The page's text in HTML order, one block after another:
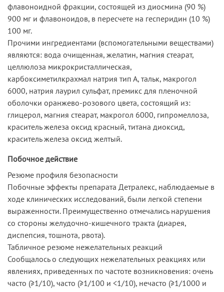
флавоноидной фракции, состоящей из диосмина (90 %)
900 мг и флавоноидов, в пересчете на гесперидин (10 %)
100 мг.
Прочими ингредиентами (вспомогательными веществами)
являются: вода очищенная, желатин, магния стеарат,
целлюлоза микрокристаллическая,
карбоксиметилкрахмал натрия тип А, тальк, макрогол
6000, натрия лаурил сульфат, премикс для пленочной
оболочки оранжево-розового цвета, состоящий из:
глицерол, магния стеарат, макрогол 6000, гипромеллоза,
краситель железа оксид красный, титана диоксид,
краситель железа оксид желтый.
Побочное действие
Резюме профиля безопасности
Побочные эффекты препарата Детралекс, наблюдаемые в
ходе клинических исследований, были легкой степени
выраженности. Преимущественно отмечались нарушения
со стороны желудочно-кишечного тракта (диарея,
диспепсия, тошнота, рвота).
Табличное резюме нежелательных реакций
Сообщалось о следующих нежелательных реакциях или
явлениях, приведенных по частоте возникновения: очень
часто (≥1/10), часто (≥1/100 и <1/10), нечасто (≥1/1000 и